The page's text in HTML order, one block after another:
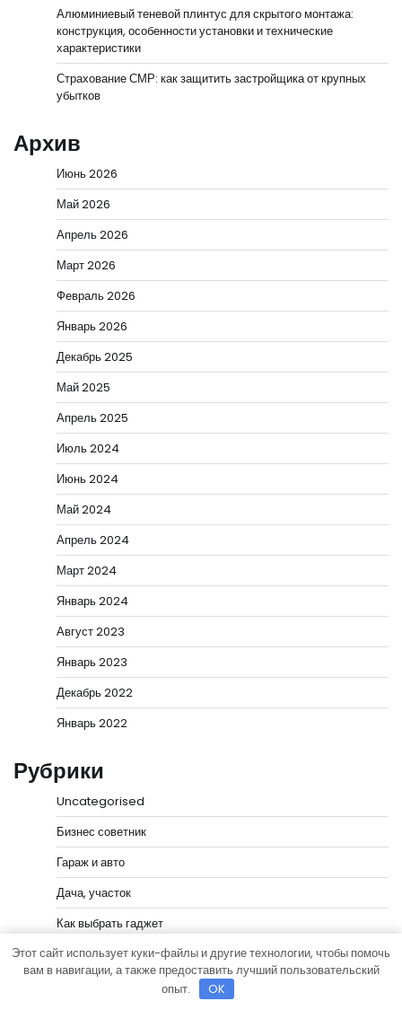
Алюминиевый теневой плинтус для скрытого монтажа:
конструкция, особенности установки и технические
характеристики
Страхование СМР: как защитить застройщика от крупных
убытков
Архив
Июнь 2026
Май 2026
Апрель 2026
Март 2026
Февраль 2026
Январь 2026
Декабрь 2025
Май 2025
Апрель 2025
Июль 2024
Июнь 2024
Май 2024
Апрель 2024
Март 2024
Январь 2024
Август 2023
Январь 2023
Декабрь 2022
Январь 2022
Рубрики
Uncategorised
Бизнес советник
Гараж и авто
Дача, участок
Как выбрать гаджет
Новости плюс
Этот сайт использует куки-файлы и другие технологии, чтобы помочь
вам в навигации, а также предоставить лучший пользовательский
опыт.
OK